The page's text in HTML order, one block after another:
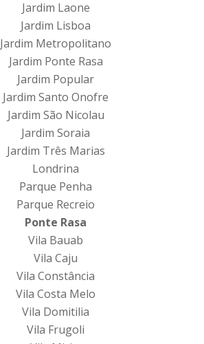
Jardim Laone
Jardim Lisboa
Jardim Metropolitano
Jardim Ponte Rasa
Jardim Popular
Jardim Santo Onofre
Jardim São Nicolau
Jardim Soraia
Jardim Três Marias
Londrina
Parque Penha
Parque Recreio
Ponte Rasa
Vila Bauab
Vila Caju
Vila Constância
Vila Costa Melo
Vila Domitilia
Vila Frugoli